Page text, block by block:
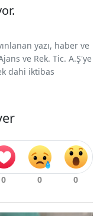
yazı, haber ve
ve Rek. Tic. A.Ş'ye
dahi iktibas